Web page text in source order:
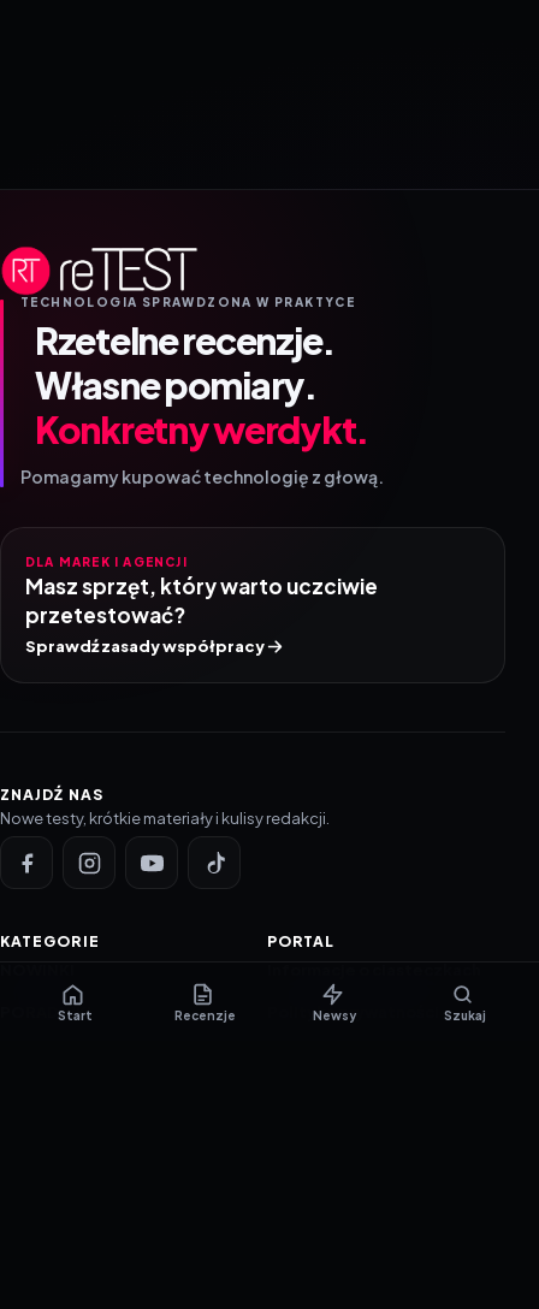
TECHNOLOGIA SPRAWDZONA W PRAKTYCE
Rzetelne recenzje.
Własne pomiary.
Konkretny werdykt.
Pomagamy kupować technologię z głową.
DLA MAREK I AGENCJI
Masz sprzęt, który warto uczciwie
przetestować?
Sprawdź zasady współpracy
ZNAJDŹ NAS
Nowe testy, krótkie materiały i kulisy redakcji.
KATEGORIE
PORADNIKI
PORTAL
Polityka prywatności
Start Recenzje Newsy Szukaj